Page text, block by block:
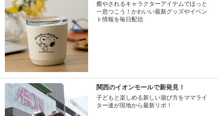
癒やされるキャラクターアイテムでほっと
一息つこう！かわいい最新グッズやイベン
ト情報を毎日配信
関西のイオンモールで新発見！
子どもと楽しめる新しい遊び方をママライ
ター達が現地から最新リポ！